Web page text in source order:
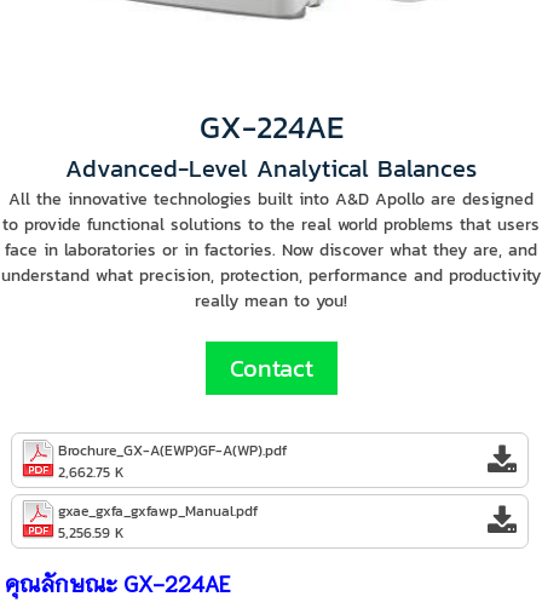
GX-224AE
Advanced-Level Analytical Balances
All the innovative technologies built into A&D Apollo are designed
to provide functional solutions to the real world problems that users
face in laboratories or in factories. Now discover what they are, and
understand what precision, protection, performance and productivity
really mean to you!
Contact
Brochure_GX-A(EWP)GF-A(WP).pdf
2,662.75 K
gxae_gxfa_gxfawp_Manual.pdf
5,256.59 K
คุณลักษณะ GX-224AE